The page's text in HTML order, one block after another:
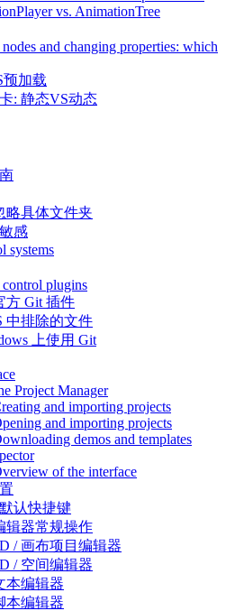
vs. AnimationTree
and changing properties: which
预加载
: 静态VS动态
略具体文件夹
感
systems
control plugins
方 Git 插件
中排除的文件
上使用 Git
Project Manager
and importing projects
and importing projects
demos and templates
of the interface
认快捷键
辑器常规操作
/ 画布项目编辑器
/ 空间编辑器
本编辑器
本编辑器